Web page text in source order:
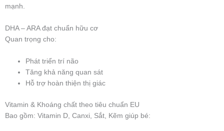
mạnh.
DHA – ARA đạt chuẩn hữu cơ
Quan trọng cho:
Phát triển trí não
Tăng khả năng quan sát
Hỗ trợ hoàn thiện thị giác
Vitamin & Khoáng chất theo tiêu chuẩn EU
Bao gồm: Vitamin D, Canxi, Sắt, Kẽm giúp bé: